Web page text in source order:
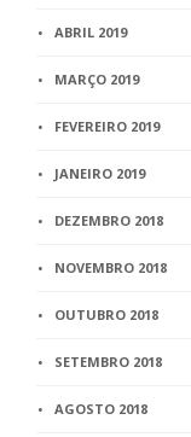
ABRIL 2019
MARÇO 2019
FEVEREIRO 2019
JANEIRO 2019
DEZEMBRO 2018
NOVEMBRO 2018
OUTUBRO 2018
SETEMBRO 2018
AGOSTO 2018